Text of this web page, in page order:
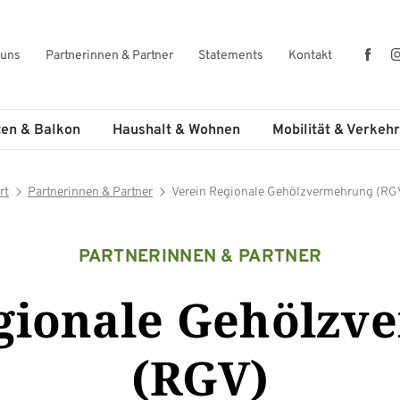
Partnerinnen & Partner Statements Kontakt
& Balkon Haushalt & Wohnen Mobilität & Verkehr
Partnerinnen & Partner Verein Regionale Gehölzvermehrung
PARTNERINNEN & PARTNER
(RGV)